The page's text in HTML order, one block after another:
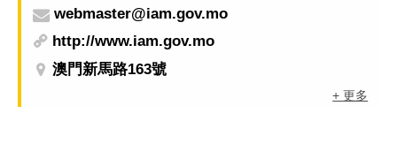
webmaster@iam.gov.mo
http://www.iam.gov.mo
澳門新馬路163號
+ 更多